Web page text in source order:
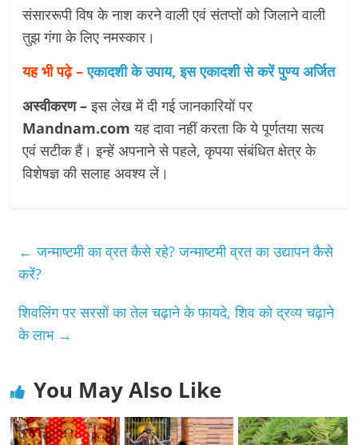
संसाररूपी विष के नाश करने वाली एवं संतप्तों को जिलाने वाली
तुझ गंगा के लिए नमस्कार।
यह भी पढ़े – एकादशी के उपाय, इस एकादशी से करें पुण्य अर्जित
अस्वीकरण –इस लेख में दी गई जानकारियों पर
Mandnam.comयह दावा नहीं करता कि ये पूर्णतया सत्य
एवं सटीक हैं। इन्हें अपनाने से पहले, कृपया संबंधित क्षेत्र के
विशेषज्ञ की सलाह अवश्य लें।
← जन्माष्टमी का व्रत कैसे रहे? जन्माष्टमी व्रत का उद्यापन कैसे
करें?
शिवलिंग पर सरसों का तेल चढ़ाने के फायदे, शिव को द्रव्य चढ़ाने
के लाभ →
You May Also Like